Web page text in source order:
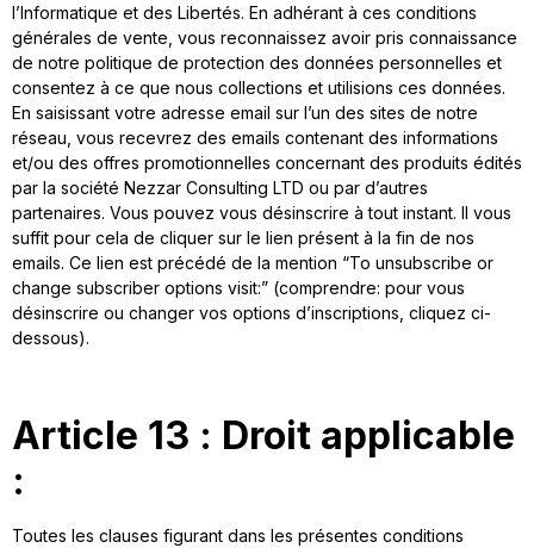
l’Informatique et des Libertés. En adhérant à ces conditions
générales de vente, vous reconnaissez avoir pris connaissance
de notre politique de protection des données personnelles et
consentez à ce que nous collections et utilisions ces données.
En saisissant votre adresse email sur l’un des sites de notre
réseau, vous recevrez des emails contenant des informations
et/ou des offres promotionnelles concernant des produits édités
par la société Nezzar Consulting LTD ou par d’autres
partenaires. Vous pouvez vous désinscrire à tout instant. Il vous
suffit pour cela de cliquer sur le lien présent à la fin de nos
emails. Ce lien est précédé de la mention “To unsubscribe or
change subscriber options visit:” (comprendre: pour vous
désinscrire ou changer vos options d’inscriptions, cliquez ci-
dessous).
Article 13 : Droit applicable
:
Toutes les clauses figurant dans les présentes conditions